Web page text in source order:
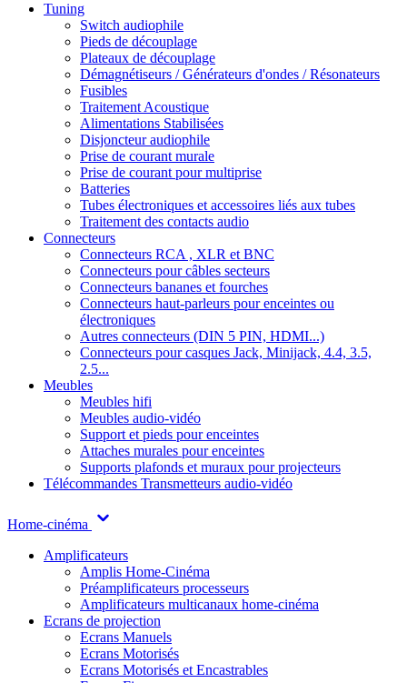
Tuning
Switch audiophile
Pieds de découplage
Plateaux de découplage
Démagnétiseurs / Générateurs d'ondes / Résonateurs
Fusibles
Traitement Acoustique
Alimentations Stabilisées
Disjoncteur audiophile
Prise de courant murale
Prise de courant pour multiprise
Batteries
Tubes électroniques et accessoires liés aux tubes
Traitement des contacts audio
Connecteurs
Connecteurs RCA , XLR et BNC
Connecteurs pour câbles secteurs
Connecteurs bananes et fourches
Connecteurs haut-parleurs pour enceintes ou
électroniques
Autres connecteurs (DIN 5 PIN, HDMI...)
Connecteurs pour casques Jack, Minijack, 4.4, 3.5,
2.5...
Meubles
Meubles hifi
Meubles audio-vidéo
Support et pieds pour enceintes
Attaches murales pour enceintes
Supports plafonds et muraux pour projecteurs
Télécommandes Transmetteurs audio-vidéo
Home-cinéma
Amplificateurs
Amplis Home-Cinéma
Préamplificateurs processeurs
Amplificateurs multicanaux home-cinéma
Ecrans de projection
Ecrans Manuels
Ecrans Motorisés
Ecrans Motorisés et Encastrables